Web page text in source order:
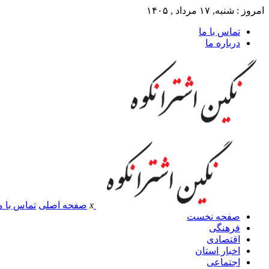
امروز : شنبه, ۱۷ مرداد , ۱۴۰۵
تماس با ما
درباره ما
x صفحه اصلی تماس با
صفحه نخست
فرهنگی
اقتصادی
اخبار استان
اجتماعی